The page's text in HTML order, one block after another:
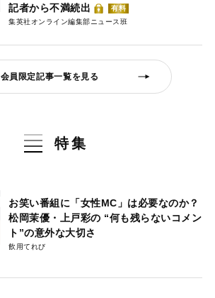
記者から不満続出
有料
集英社オンライン編集部ニュース班
会員限定記事一覧を見る
特集
お笑い番組に「女性MC」は必要なのか？
松岡茉優・上戸彩の “何も残らないコメン
ト”の意外な大切さ
飲用てれび